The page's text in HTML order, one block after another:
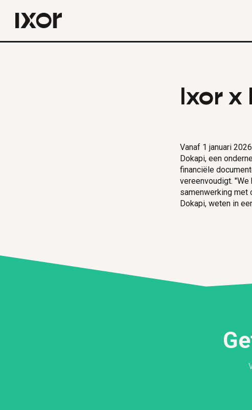
Ixor x
Vanaf 1 januari
Dokapi, een
financiële
vereenvoudigt.
samenwerking met
Dokapi, weten in